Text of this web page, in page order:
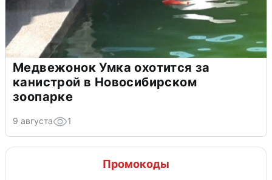
Медвежонок Умка охотится за
канистрой в Новосибирском
зоопарке
9 августа 1
Промокоды